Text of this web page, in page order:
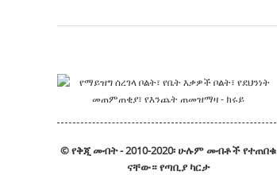
© የቅጂ መብት - 2010-2020፡ ሁሉም መብቶች የተጠበቁ
ናቸው።የጣቢያ ካርታ